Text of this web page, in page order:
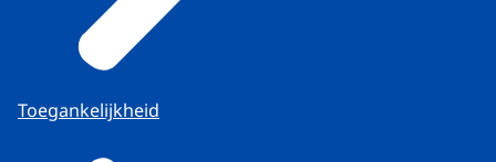
Toegankelijkheid